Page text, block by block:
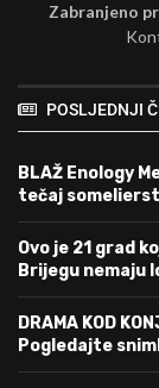
Zabranjeno
POSLJEDNJI
BLAŽ Enology
tečaj
Ovo je 21 grad
Brijegu nemaju
DRAMA KOD
Pogledajte